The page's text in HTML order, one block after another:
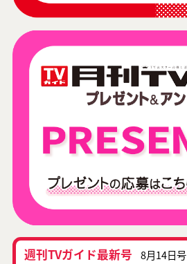
週刊TVガイド最新号 8月14日号